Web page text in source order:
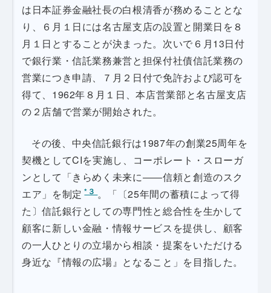
は日本証券金融社長の白根清香が務めることとな
り、６月１日には名古屋支店の設置と開業日を８
月１日とすることが決まった。次いで６月13日付
で銀行業・信託業務兼営と担保付社債信託業務の
営業につき申請、７月２日付で免許および認可を
得て、1962年８月１日、本店営業部と名古屋支店
の２店舗で営業が開始された。
その後、中央信託銀行は1987年の創業25周年を
契機としてCIを実施し、コーポレート・スローガ
ンとして「きらめく未来に――信頼と創造のスク
エア」を制定 *３ 。「〔25年間の蓄積によって得
た〕信託銀行としての専門性と総合性を生かして
顧客に新しい金融・情報サービスを提供し、顧客
の一人ひとりの立場から相談・提案をいただける
身近な『情報の広場』となること」を目指した。